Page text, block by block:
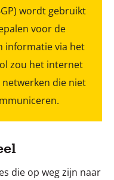
wordt gebruikt
voor de
informatie via het
zou het internet
die niet
die op weg zijn naar